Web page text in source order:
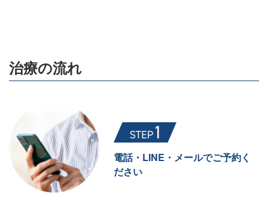
治療の流れ
電話・LINE・メールでご予約く
ださい